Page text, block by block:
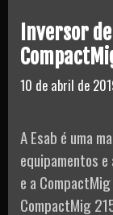
Inversor
10 de abril de
A Esab é uma
equipamentos
e a
CompactMig